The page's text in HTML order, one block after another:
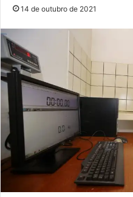
14 de outubro de 2021